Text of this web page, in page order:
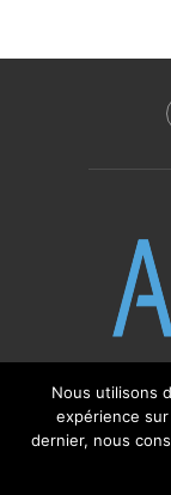
© 2017
Nous utilisons
expérience
dernier, nous